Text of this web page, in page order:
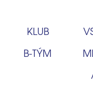
KLUB
B‑TÝM